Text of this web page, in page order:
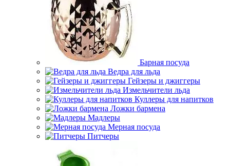
Барная посуда
Ведра для льда
Гейзеры и джиггеры
Измельчители льда
Куллеры для напитков
Ложки бармена
Мадлеры
Мерная посуда
Питчеры